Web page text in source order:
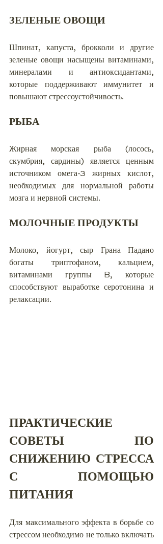
ЗЕЛЕНЫЕ ОВОЩИ
Шпинат, капуста, брокколи и другие
зеленые овощи насыщены витаминами,
минералами и антиоксидантами,
которые поддерживают иммунитет и
повышают стрессоустойчивость.
РЫБА
Жирная морская рыба (лосось,
скумбрия, сардины) является ценным
источником омега-3 жирных кислот,
необходимых для нормальной работы
мозга и нервной системы.
МОЛОЧНЫЕ ПРОДУКТЫ
Молоко, йогурт, сыр Грана Падано
богаты триптофаном, кальцием,
витаминами группы B, которые
способствуют выработке серотонина и
релаксации.
ПРАКТИЧЕСКИЕ
СОВЕТЫ ПО
СНИЖЕНИЮ СТРЕССА
С ПОМОЩЬЮ
ПИТАНИЯ
Для максимального эффекта в борьбе со
стрессом необходимо не только включать